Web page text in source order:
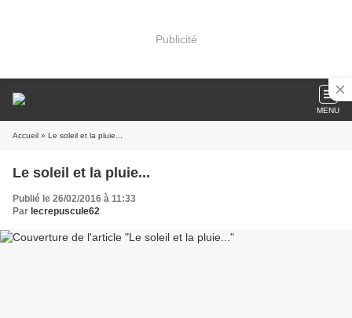
Publicité
MENU
Accueil » Le soleil et la pluie...
Le soleil et la pluie...
Publié le 26/02/2016 à 11:33
Par lecrepuscule62